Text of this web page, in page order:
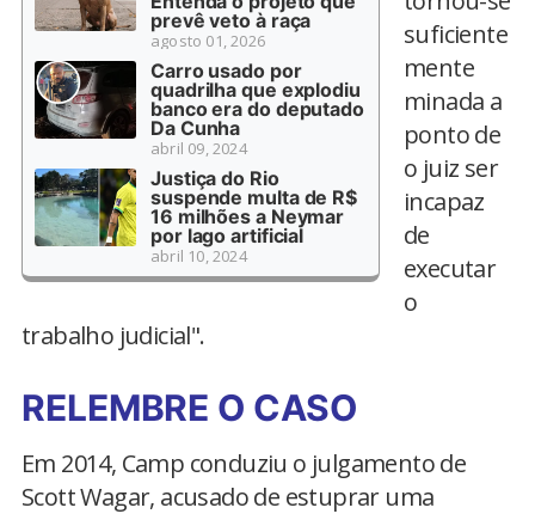
prevê veto à raça
agosto 01, 2026
Carro usado por
quadrilha que explodiu
banco era do deputado
Da Cunha
abril 09, 2024
Justiça do Rio
suspende multa de R$
16 milhões a Neymar
por lago artificial
abril 10, 2024
suficiente
mente
minada a
ponto de
o juiz ser
incapaz
de
executar
o
trabalho judicial".
RELEMBRE O CASO
Em 2014, Camp conduziu o julgamento de
Scott Wagar, acusado de estuprar uma